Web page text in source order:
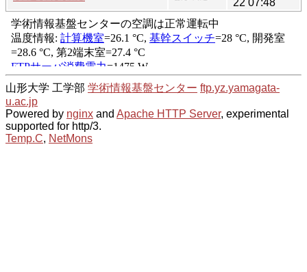
山形大学 工学部 学術情報基盤センター ftp.yz.yamagata-
u.ac.jp
Powered by nginx and Apache HTTP Server, experimental
supported for http/3.
Temp.C, NetMons